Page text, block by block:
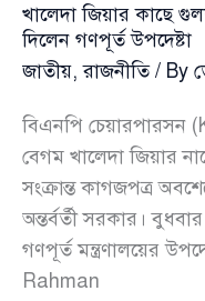
খালেদা জিয়ার কাছে
দিলেন গণপূর্ত উপদেষ্টা
জাতীয়,রাজনীতি/ By
বিএনপি চেয়ারপারসন
বেগম খালেদা জিয়ার
সংক্রান্ত কাগজপত্র
অন্তর্বর্তী সরকার।
গণপূর্ত মন্ত্রণালয়ের
Rahman